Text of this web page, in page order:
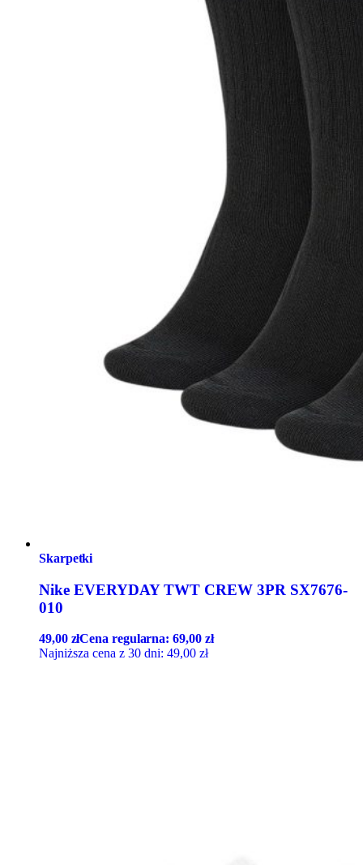
Skarpetki
Nike EVERYDAY TWT CREW 3PR SX7676-
010
49,00 złCena regularna:69,00 zł
Najniższa cena z 30 dni: 49,00 zł